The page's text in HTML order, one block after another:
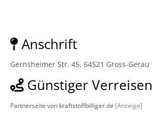
Anschrift
Gernsheimer Str. 45, 64521 Gross-Gerau
Günstiger Verreisen
Partnerseite von kraftstoffbilliger.de [Anzeige]